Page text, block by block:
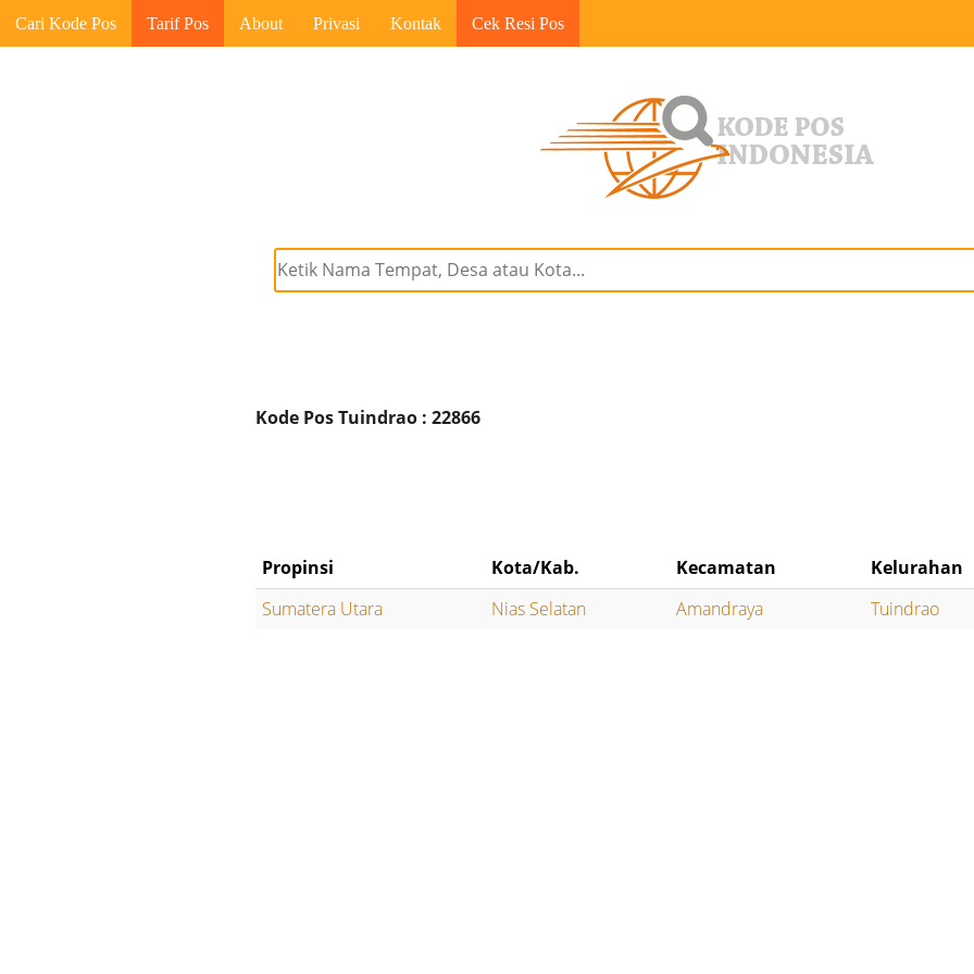
Cari Kode Pos Tarif Pos About Privasi Kontak Cek Resi Pos
Kode Pos Tuindrao : 22866
Propinsi Kota/Kab. Kecamatan
Kelurahan
Sumatera Utara
Nias Selatan Amandraya Tuindrao